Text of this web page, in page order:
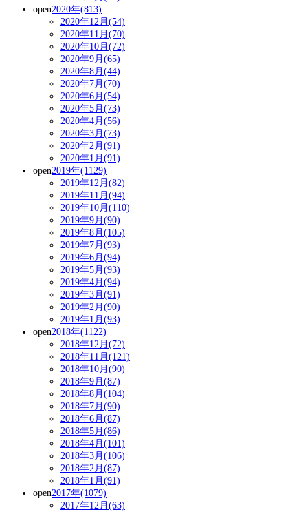
open2020年(813)
2020年12月(54)
2020年11月(70)
2020年10月(72)
2020年9月(65)
2020年8月(44)
2020年7月(70)
2020年6月(54)
2020年5月(73)
2020年4月(56)
2020年3月(73)
2020年2月(91)
2020年1月(91)
open2019年(1129)
2019年12月(82)
2019年11月(94)
2019年10月(110)
2019年9月(90)
2019年8月(105)
2019年7月(93)
2019年6月(94)
2019年5月(93)
2019年4月(94)
2019年3月(91)
2019年2月(90)
2019年1月(93)
open2018年(1122)
2018年12月(72)
2018年11月(121)
2018年10月(90)
2018年9月(87)
2018年8月(104)
2018年7月(90)
2018年6月(87)
2018年5月(86)
2018年4月(101)
2018年3月(106)
2018年2月(87)
2018年1月(91)
open2017年(1079)
2017年12月(63)